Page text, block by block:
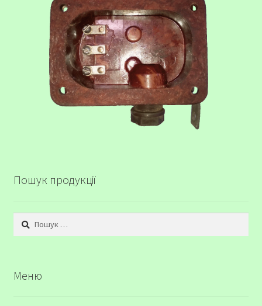
Пошук продукції
Пошук:
Меню